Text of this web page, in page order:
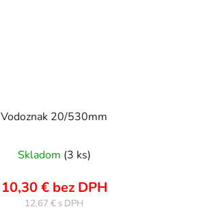
Vodoznak 20/530mm
Skladom (3 ks)
10,30 € bez DPH
12,67 €